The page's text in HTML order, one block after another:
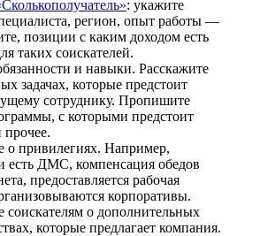
: укажите
регион, опыт работы —
позиции с каким доходом есть
таких соискателей.
и навыки. Расскажите
задачах, которые предстоит
сотруднику. Пропишите
с которыми предстоит
прочее.
о привилегиях. Например,
есть ДМС, компенсация обедов
предоставляется рабочая
корпоративы.
соискателям о дополнительных
которые предлагает компания.